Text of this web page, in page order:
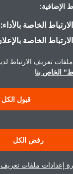
إشعار ملفات تعريف
أخلاقيات الشركة
الإضافية:
الخاصة بالأداء:
الخاصة
تعريف الارتباط
الخاص بنا.
قبول الكل
رفض الكل
إعدادات ملفات تعريف